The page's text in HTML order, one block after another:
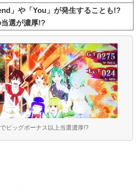
」や「You」が発生することも!?
選が濃厚!?
ビッグボーナス以上当選濃厚!?